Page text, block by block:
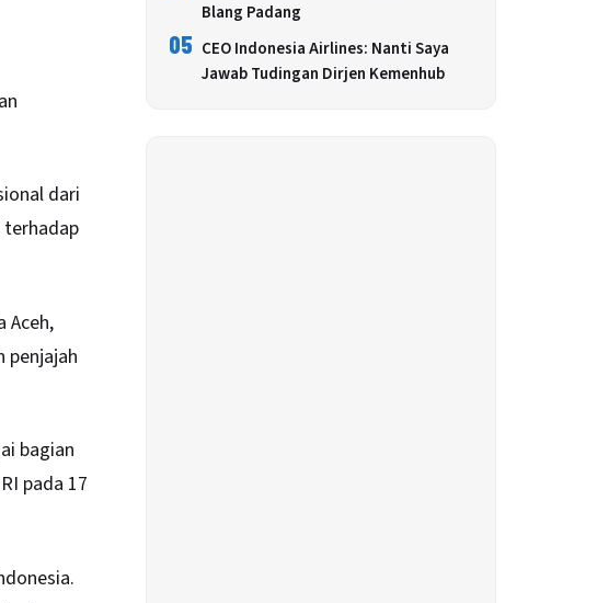
dari
terhadap
Aceh,
penjajah
bagian
pada 17
Blang Padang
05 CEO Indonesia Airlines: Nanti Saya
Jawab Tudingan Dirjen Kemenhub